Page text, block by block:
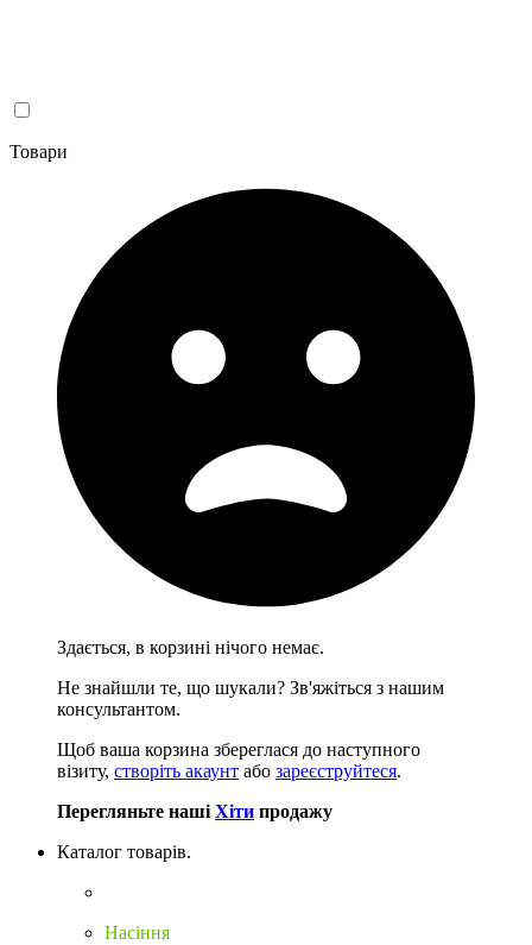
Товари
Здається, в корзині нічого немає.
Не знайшли те, що шукали? Зв'яжіться з нашим
консультантом.
Щоб ваша корзина збереглася до наступного
візиту, створіть акаунт або зареєструйтеся.
Перегляньте наші Хіти продажу
Каталог товарів.
Насіння